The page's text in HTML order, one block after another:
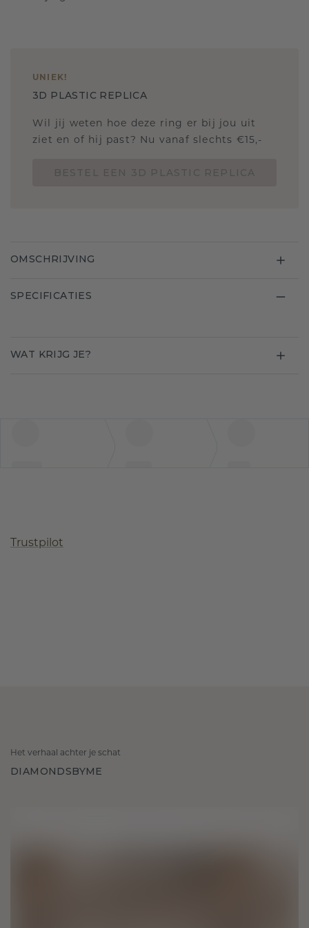
UNIEK!
3D PLASTIC REPLICA
Wil jij weten hoe deze ring er bij jou uit
ziet en of hij past? Nu vanaf slechts €15,-
OMSCHRIJVING
SPECIFICATIES
WAT KRIJG JE?
Trustpilot
Het verhaal achter je schat
DIAMONDSBYME